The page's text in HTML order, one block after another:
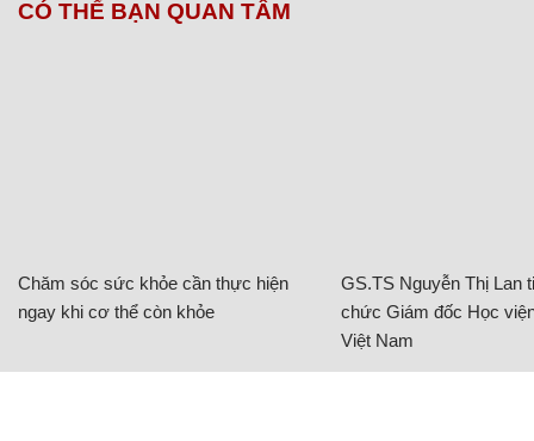
CÓ THỂ BẠN QUAN TÂM
Chăm sóc sức khỏe cần thực hiện
ngay khi cơ thể còn khỏe
GS.TS Nguyễn Thị Lan
chức Giám đốc Học
Việt Nam